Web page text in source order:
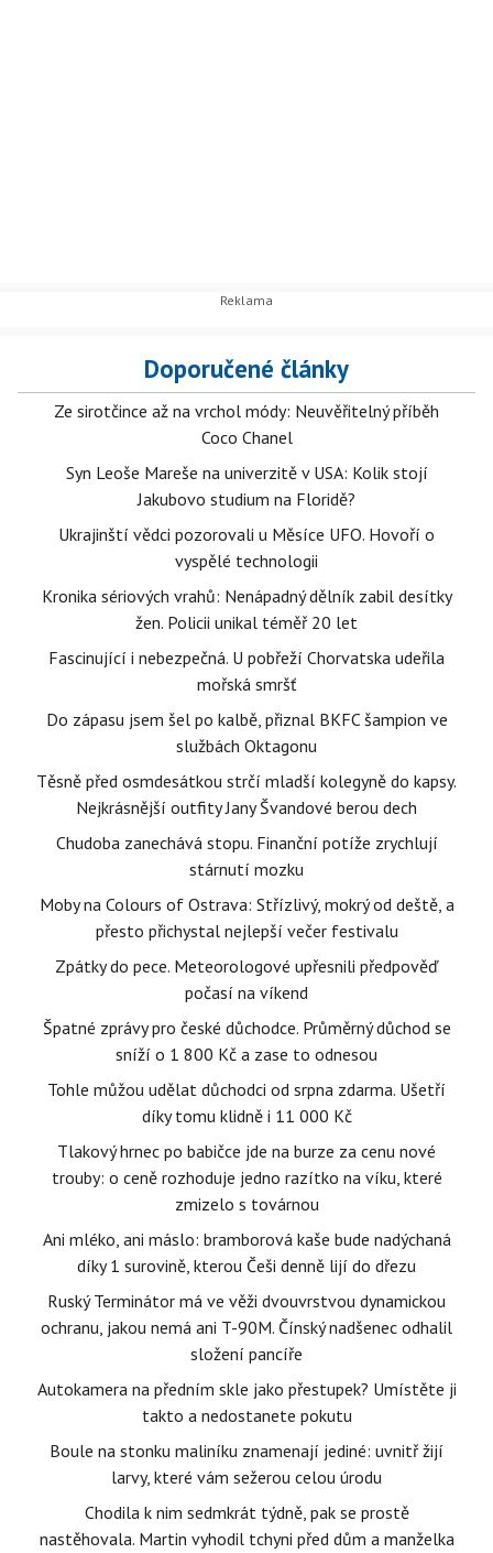
Doporučené články
Ze sirotčince až na vrchol módy: Neuvěřitelný příběh
Coco Chanel
Syn Leoše Mareše na univerzitě v USA: Kolik stojí
Jakubovo studium na Floridě?
Ukrajinští vědci pozorovali u Měsíce UFO. Hovoří o
vyspělé technologii
Kronika sériových vrahů: Nenápadný dělník zabil desítky
žen. Policii unikal téměř 20 let
Fascinující i nebezpečná. U pobřeží Chorvatska udeřila
mořská smršť
Do zápasu jsem šel po kalbě, přiznal BKFC šampion ve
službách Oktagonu
Těsně před osmdesátkou strčí mladší kolegyně do kapsy.
Nejkrásnější outfity Jany Švandové berou dech
Chudoba zanechává stopu. Finanční potíže zrychlují
stárnutí mozku
Moby na Colours of Ostrava: Střízlivý, mokrý od deště, a
přesto přichystal nejlepší večer festivalu
Zpátky do pece. Meteorologové upřesnili předpověď
počasí na víkend
Špatné zprávy pro české důchodce. Průměrný důchod se
sníží o 1 800 Kč a zase to odnesou
Tohle můžou udělat důchodci od srpna zdarma. Ušetří
díky tomu klidně i 11 000 Kč
Tlakový hrnec po babičce jde na burze za cenu nové
trouby: o ceně rozhoduje jedno razítko na víku, které
zmizelo s továrnou
Ani mléko, ani máslo: bramborová kaše bude nadýchaná
díky 1 surovině, kterou Češi denně lijí do dřezu
Ruský Terminátor má ve věži dvouvrstvou dynamickou
ochranu, jakou nemá ani T-90M. Čínský nadšenec odhalil
složení pancíře
Autokamera na předním skle jako přestupek? Umístěte ji
takto a nedostanete pokutu
Boule na stonku maliníku znamenají jediné: uvnitř žijí
larvy, které vám sežerou celou úrodu
Chodila k nim sedmkrát týdně, pak se prostě
nastěhovala. Martin vyhodil tchyni před dům a manželka